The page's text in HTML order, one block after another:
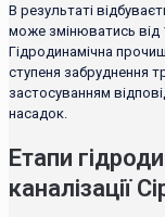
В результаті
може змінюватись від
Гідродинамічна
ступеня забруднення
застосуванням
насадок.
Етапи
каналізації